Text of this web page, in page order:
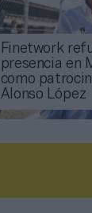
Finetwork
presencia en
como
Alonso López